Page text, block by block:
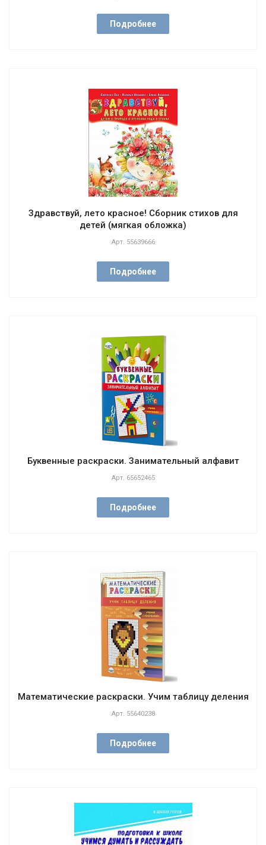
Подробнее
Здравствуй, лето красное! Сборник стихов для
детей (мягкая обложка)
Арт. 55639666
Подробнее
Буквенные раскраски. Занимательный алфавит
Арт. 65652465
Подробнее
Математические раскраски. Учим таблицу деления
Арт. 55640238
Подробнее